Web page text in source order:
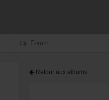
Forum
Retour aux albums